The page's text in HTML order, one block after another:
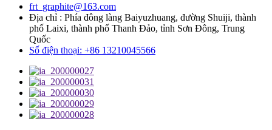
frt_graphite@163.com
Địa chỉ : Phía đông làng Baiyuzhuang, đường Shuiji, thành
phố Laixi, thành phố Thanh Đảo, tỉnh Sơn Đông, Trung
Quốc
Số điện thoại: +86 13210045566